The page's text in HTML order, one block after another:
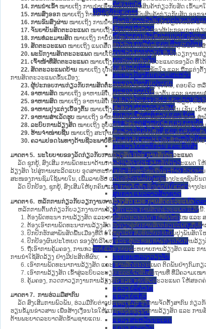
ຄໍາແນະນໍາ
ນິຕິກຳຂັ້ນສູນກາງ
ຫ້ອງວ່າການສໍານັກງານປະທານປະເ
ສະພາແຫ່ງຊາດ
ຫ້ອງວ່າການສຳນັກງານນາຍົກລັດຖ
ກະຊວງ ກະສິກຳ ແລະ ສິ່ງແວດລ້ອມ
ກະຊວງ ການຕ່າງປະເທດ
ກະຊວງ ການເງິນ
ກະຊວງ ຍຸຕິທໍາ
ກະຊວງ ປ້ອງກັນຄວາມສະຫງົບ
ກະຊວງ ປ້ອງກັນປະເທດ
ກະຊວງ ພາຍໃນ
ກະຊວງ ວັດທະນະທຳ ແລະ ການທ່ອ
ກະຊວງ ສາທາລະນະສຸກ
ກະຊວງ ສຶກສາທິການ ແລະ ກິລາ
ກະຊວງ ອຸດສາຫະກຳ ແລະ ການຄ້າ
ກະຊວງ ເຕັກໂນໂລຊີ ແລະ ການສື່ສາ
ກະຊວງ ແຮງງານ ແລະ ສະຫວັດດີກ
ກະຊວງ ໂຍທາທິການ ແລະ ຂົນສົ່ງ
ຄະນະຈັດຕັ້ງສູນກາງພັກ
ທະນາຄານແຫ່ງ ສປປ ລາວ
ສະຫະພັນນັກຮົບເກົ່າແຫ່ງຊາດລາວ
ສານປະຊາຊົນສູງສຸດ
ສູນກາງ ສະຫະພັນແມ່ຍິງລາວ
ສູນກາງ ແນວລາວສ້າງຊາດ
ສູນກາງຊາວໜຸ່ມປະຊາຊົນປະຕິວັດລ
ສູນກາງສະຫະພັນກຳມະບານລາວ
ອົງການ ກວດສອບແຫ່ງລັດ
ອົງການ ໄອຍະການປະຊາຊົນສູງສຸດ
ອົງການກວດກາແຫ່ງລັດ
ອົງການກາແດງແຫ່ງຊາດລາວ
ນິຕິກໍາຂັ້ນແຂວງ
ນະ​ຄອນ​ຫລວງວຽງຈັນ
ແຂວງ ຄໍາມ່ວນ
ແຂວງ ຈໍາປາສັກ
ແຂວງ ຊຽງຂວາງ
ແຂວງ ບໍລິຄໍາໄຊ
ແຂວງ ບໍ່ແກ້ວ
ແຂວງ ຜົ້ງສາລີ
ແຂວງ ວຽງຈັນ
ແຂວງ ສະຫວັນນະເຂດ
14. ການນຳເຂົ້າໝາຍເຖິງ ການນຳເອົາຜະລິດຕະພັນສິນຄ້າກ່ຽວກັບສັດ ເຂົ້າມ
15. ການສົ່ງອອກ ໝາຍເຖິງ ການນຳເອົາຜະລິດຕະພັນສິນຄ້າກ່ຽວກັບສັດ ອອກ
16. ການຂົນສົ່ງຜ່ານ ໝາຍເຖິງ ການນຳເອົາຜະລິດຕະພັນສິນຄ້າກ່ຽວກັບສັດ ຜ່
17. ຈັນຍາບັນສັດຕະວະແພດ ໝາຍເຖິງ ກົດການປະພຶດ ຂອງຜູ້ປະກອບການກ່
18. ການທໍລະມານສັດ ໝາຍເຖິງ ການນຳໃຊ້ແຮງງານສັດເກີນຂອບເຂດ, ຂາດ
19. ສັດຕະວະແພດ ໝາຍເຖິງ ແພດສັດ ທີ່ໄດ້ຮັບການສຶກສາຈາກສະຖາບັນກາ
20. ພະນັກງານສັດຕະວະແພດ ໝາຍເຖິງ ພະນັກງານຂອງລັດ ທີ່ເຮັດວຽກງານ
21. ເຈົ້າໜ້າທີ່ສັດຕະວະແພດ ໝາຍເຖິງ ພະນັກງານສັດຕະວະແພດຂອງລັດ ທີ່ໄ
22. ສັດຕະວະແພດບ້ານ ໝາຍເຖິງ ບຸກຄົນທີ່ມີຄວາມສະໝັກໃຈ ແລະ ຖືກແຕ່ງຕັ້
ການສັດຕະວະແພດຂັ້ນເມືອງ;
23. ຜູ້ປະກອບການກ່ຽວກັບການສັດຕະວະແພດໝາຍເຖິງ ບຸກຄົນ, ຄອບຄົວ ຫ
24. ອາຫານສັດ ໝາຍເຖິງ ອາຫານສົດ, ອາຫານປຸງແຕ່ງເບື້ອງຕົ້ນ ແລະ ອາຫາ
25. ອາຫານສົດ ໝາຍເຖິງ ອາຫານສັດ ທີ່ບໍ່ທັນໄດ້ປຸງແຕ່ງ ເຊັ່ນ: ຫຍ້າຂຽວ, ຫົວ
26. ອາຫານປຸງແຕ່ງເບື້ອງຕົ້ນ ໝາຍເຖິງ ສິ່ງທີ່ນຳມາປຸງແຕ່ງໃຫ້ສັດກິນ ເຊັ່ນ: ເ
27. ອາຫານສຳເລັດຮູບ ໝາຍເຖິງ ອາຫານປຸງແຕ່ງຂຶ້ນຕາມສູດໂພຊະນາການ ສ
28. ລະບົບການລ້ຽງສັດ ໝາຍເຖິງ ຮູບແບບ, ວິທີການ, ການບໍລິຫານຄຸ້ມຄອງກ
29. ຮ້ານຈຳໜ່າຍຊີ້ນ ໝາຍເຖິງ ສະຖານທີ່ສຳລັບວາງຂາຍຊີ້ນ ແລະ ຜະລິດຕະ
30. ຄວາມປອດໄພທາງດ້ານຊີວະພາບທີ່ດີໝາຍເຖິງ ການລ້ຽງສັດທີ່ມີການຄຸ້ມຄ
ມາດຕາ 5. ນະໂຍບາຍຂອງລັດກ່ຽວກັບການລ້ຽງສັດ ແລະ ການສັດຕະວະແພດ
ລັດ ຊຸກຍູ້, ສົ່ງເສີມ ການພັດທະນາດ້ານການລ້ຽງສັດ ແລະ ການສັດຕະວະແພດ ໃ
ລ້ຽງສັດ ໄປສູ່ການຜະລິດແບບ ອຸດສາຫະກຳ ແລະ ທັນສະໄໝເທື່ອລະກ້າວ ດ້ວຍກາ
ສະໜອງການຊົມໃຊ້ພາຍໃນ, ເພີ່ມລາຍຮັບ ແກ້ໄຂຊີວິດການເປັນຢູ່ຂອງປະຊາຊົນບັ
ລັດ ປົກປ້ອງ, ຊຸກຍູ້, ສົ່ງເສີມໃຫ້ບຸກຄົນ ແລະ ການຈັດຕັ້ງ ທັງພາຍໃນ ແລະ ຕ່າງ
ມາດຕາ 6. ຫລັກການກ່ຽວກັບວຽກງານການລ້ຽງສັດ ແລະ ການສັດຕະວະແພດ
ຫລັກການຕົ້ນຕໍກ່ຽວກັບວຽກງານການລ້ຽງສັດ ແລະ ການສັດຕະວະແພດ ມີ ດັ່ງນີ້ີ:
1. ຕ້ອງພັດທະນາ ການລ້ຽງສັດ ແລະ ການສັດຕະວະແພດ ໃຫ້ທັນສະໄໝ ແລະ
2. ຕ້ອງເອົາການພັດທະນາການລ້ຽງສັດ ໄປຄຽງຄູ່ກັບການສັດຕະວະແພດ, ຖືເອົ
3. ປົກປັກຮັກສາພັນສັດພື້ນເມືອງທີ່ດີ ບໍ່ໃຫ້ສູນພັນ ສົມທົບກັບການປັບປຸງພັນສັດໃ
4. ປົກປ້ອງຜົນປະໂຫຍດ ຂອງຜູ້ບໍລິໂພກ ແລະ ຜູ້ປະກອບການກ່ຽວກັບການລ້ຽ
5. ຖືເອົາການຄຸ້ມຄອງ, ການກວດກາ ແລະ ການຂະຫຍາຍການລ້ຽງສັດ ແລະ ກ
ການນຳໃຊ້ສັດລ້ຽງ ຢ່າງມີປະສິດທິຜົນ;
6. ເອົາການພັດທະນາການລ້ຽງສັດ ແລະ ການສັດຕະວະແພດ ຕິດພັນຢ່າງກົມກ
7. ເອົາການລ້ຽງສັດ ເຂົ້າສູ່ລະບົບລະບຽບ ແລະ ຈັດສັນສະຖານທີ່ ທີ່ມີຄວາມເ
8. ຄຸ້ມຄອງ, ກວດກາວຽກງານການລ້ຽງສັດ ແລະ ການສັດຕະວະແພດ ໃຫ້ສອດ
ມາດຕາ 7. ການຮ່ວມມືສາກົນ
ລັດ ສົ່ງເສີມການພົວພັນ, ຮ່ວມມືກັບຕ່າງປະເທດ ແລະ ອົງການຈັດຕັ້ງສາກົນ ກ່ຽວ
ຮຽນຂໍ້ມູນຂ່າວສານ ເພື່ອສ້າງເງື່ອນໄຂໃຫ້ແກ່ການພັດທະນາການລ້ຽງສັດ ແລະ ກ
ຕ້ານພະຍາດລະບາດສັດຂ້າມຊາຍແດນ.